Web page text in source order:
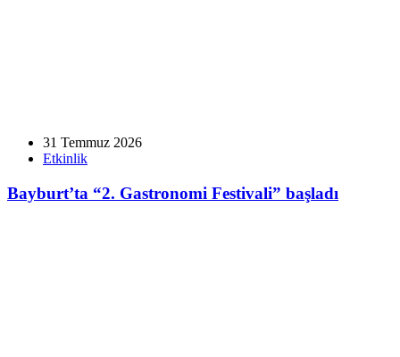
31 Temmuz 2026
Etkinlik
Bayburt’ta “2. Gastronomi Festivali” başladı